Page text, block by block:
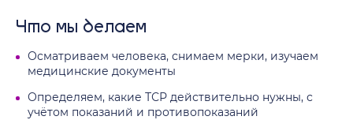
Что мы делаем
Осматриваем человека, снимаем мерки, изучаем
медицинские документы
Определяем, какие ТСР действительно нужны, с
учётом показаний и противопоказаний